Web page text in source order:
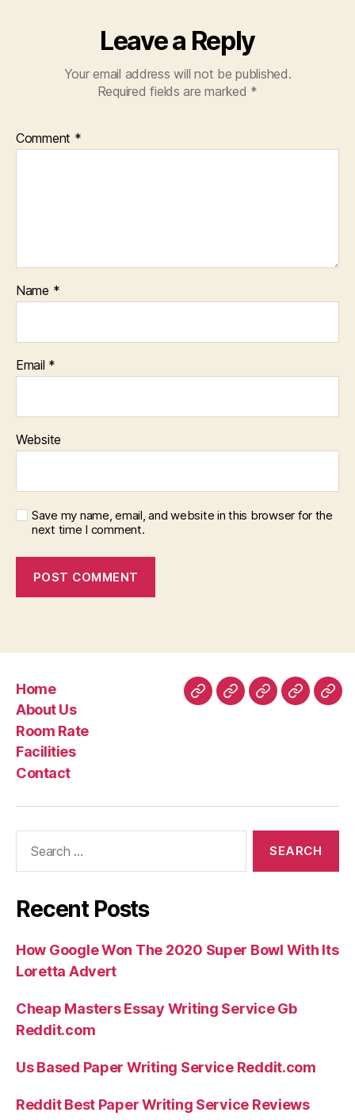
Leave a Reply
Your email address will not be published.
Required fields are marked *
Comment *
Name *
Email *
Website
Save my name, email, and website in this browser for the
next time I comment.
Home
About Us
Room Rate
Facilities
Contact
HomeAboutRoomFacilities
Recent Posts
How Google Won The 2020 Super Bowl With Its
Loretta Advert
Cheap Masters Essay Writing Service Gb
Reddit.com
Us Based Paper Writing Service Reddit.com
Reddit Best Paper Writing Service Reviews